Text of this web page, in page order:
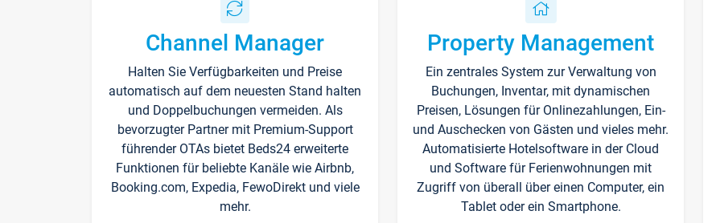
Channel Manager
Halten Sie Verfügbarkeiten und Preise
automatisch auf dem neuesten Stand halten
und Doppelbuchungen vermeiden. Als
bevorzugter Partner mit Premium-Support
führender OTAs bietet Beds24 erweiterte
Funktionen für beliebte Kanäle wie Airbnb,
Booking.com, Expedia, FewoDirekt und viele
mehr.
Property Management
Ein zentrales System zur Verwaltung von
Buchungen, Inventar, mit dynamischen
Preisen, Lösungen für Onlinezahlungen, Ein-
und Auschecken von Gästen und vieles mehr.
Automatisierte Hotelsoftware in der Cloud
und Software für Ferienwohnungen mit
Zugriff von überall über einen Computer, ein
Tablet oder ein Smartphone.